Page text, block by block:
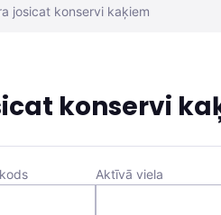
josicat konservi kaķiem
konservi
Aktīvā viela